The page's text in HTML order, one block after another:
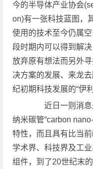
今的半导体产业协会
on)有一张科技蓝图，
使用的技术至今仍属
段时期内可以得到解
放弃原有想法而另外
决方案的发展、来龙
纪初期科技发展的“伊
近日一则消息
纳米碳管“carbon
特性，而且具有比当
学术界、科技界及工
组件，到了20世纪末